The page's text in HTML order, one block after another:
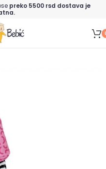
preko 5500 rsd dostava je